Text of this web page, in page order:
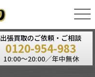
出張買取のご依頼・ご相談
0120-954-983
10:00～20:00／年中無休